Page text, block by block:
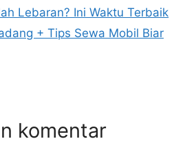
Lebaran? Ini Waktu Terbaik
+ Tips Sewa Mobil Biar
komentar